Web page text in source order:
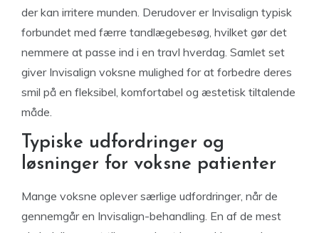
der kan irritere munden. Derudover er Invisalign typisk
forbundet med færre tandlægebesøg, hvilket gør det
nemmere at passe ind i en travl hverdag. Samlet set
giver Invisalign voksne mulighed for at forbedre deres
smil på en fleksibel, komfortabel og æstetisk tiltalende
måde.
Typiske udfordringer og
løsninger for voksne patienter
Mange voksne oplever særlige udfordringer, når de
gennemgår en Invisalign-behandling. En af de mest